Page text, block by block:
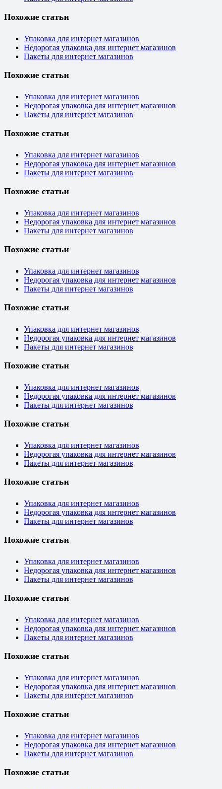
Похожие статьи
Упаковка для интернет магазинов
Недорогая упаковка для интернет магазинов
Пакеты для интернет магазинов
Похожие статьи
Упаковка для интернет магазинов
Недорогая упаковка для интернет магазинов
Пакеты для интернет магазинов
Похожие статьи
Упаковка для интернет магазинов
Недорогая упаковка для интернет магазинов
Пакеты для интернет магазинов
Похожие статьи
Упаковка для интернет магазинов
Недорогая упаковка для интернет магазинов
Пакеты для интернет магазинов
Похожие статьи
Упаковка для интернет магазинов
Недорогая упаковка для интернет магазинов
Пакеты для интернет магазинов
Похожие статьи
Упаковка для интернет магазинов
Недорогая упаковка для интернет магазинов
Пакеты для интернет магазинов
Похожие статьи
Упаковка для интернет магазинов
Недорогая упаковка для интернет магазинов
Пакеты для интернет магазинов
Похожие статьи
Упаковка для интернет магазинов
Недорогая упаковка для интернет магазинов
Пакеты для интернет магазинов
Похожие статьи
Упаковка для интернет магазинов
Недорогая упаковка для интернет магазинов
Пакеты для интернет магазинов
Похожие статьи
Упаковка для интернет магазинов
Недорогая упаковка для интернет магазинов
Пакеты для интернет магазинов
Похожие статьи
Упаковка для интернет магазинов
Недорогая упаковка для интернет магазинов
Пакеты для интернет магазинов
Похожие статьи
Упаковка для интернет магазинов
Недорогая упаковка для интернет магазинов
Пакеты для интернет магазинов
Похожие статьи
Упаковка для интернет магазинов
Недорогая упаковка для интернет магазинов
Пакеты для интернет магазинов
Похожие статьи